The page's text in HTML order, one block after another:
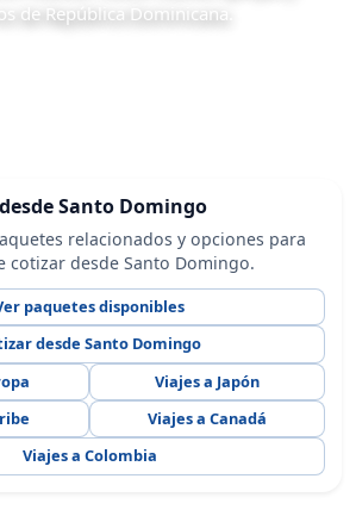
de República Dominicana.
Santo Domingo
relacionados y opciones para
cotizar desde Santo Domingo.
paquetes disponibles
desde Santo Domingo
Viajes a Japón
Viajes a Canadá
Viajes a Colombia